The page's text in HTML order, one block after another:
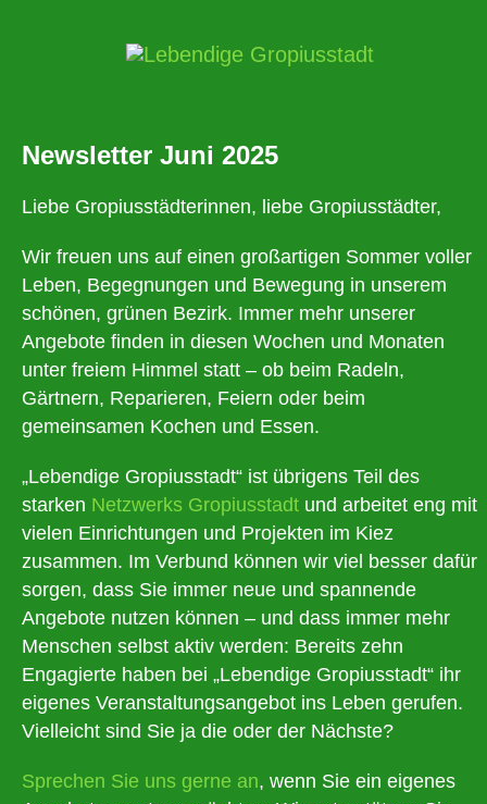
Newsletter Juni 2025
Liebe Gropiusstädterinnen, liebe Gropiusstädter,
Wir freuen uns auf einen großartigen Sommer voller
Leben, Begegnungen und Bewegung in unserem
schönen, grünen Bezirk. Immer mehr unserer
Angebote finden in diesen Wochen und Monaten
unter freiem Himmel statt – ob beim Radeln,
Gärtnern, Reparieren, Feiern oder beim
gemeinsamen Kochen und Essen.
„Lebendige Gropiusstadt“ ist übrigens Teil des
starken Netzwerks Gropiusstadt und arbeitet eng mit
vielen Einrichtungen und Projekten im Kiez
zusammen. Im Verbund können wir viel besser dafür
sorgen, dass Sie immer neue und spannende
Angebote nutzen können – und dass immer mehr
Menschen selbst aktiv werden: Bereits zehn
Engagierte haben bei „Lebendige Gropiusstadt“ ihr
eigenes Veranstaltungsangebot ins Leben gerufen.
Vielleicht sind Sie ja die oder der Nächste?
Sprechen Sie uns gerne an, wenn Sie ein eigenes